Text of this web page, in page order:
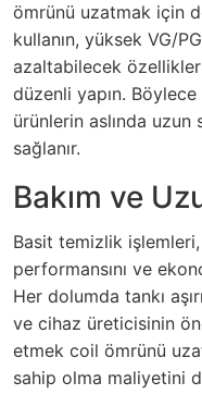
ömrünü uzatmak için
kullanın, yüksek VG/PG
azaltabilecek
düzenli yapın. Böylece
ürünlerin aslında
sağlanır.
Bakım ve
Basit temizlik işlemleri,
performansını ve
Her dolumda tankı
ve cihaz üreticisinin
etmek coil ömrünü
sahip olma maliyetini